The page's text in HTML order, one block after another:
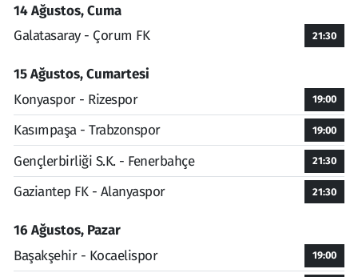
14 Ağustos, Cuma
Galatasaray - Çorum FK
21:30
15 Ağustos, Cumartesi
Konyaspor - Rizespor
19:00
Kasımpaşa - Trabzonspor 19:00
Gençlerbirliği S.K. - Fenerbahçe 21:30
Gaziantep FK - Alanyaspor 21:30
16 Ağustos, Pazar
Başakşehir - Kocaelispor
19:00